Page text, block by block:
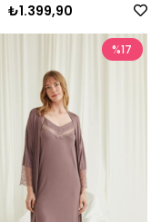
₺1.399,90
%17